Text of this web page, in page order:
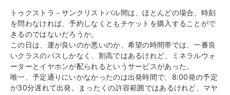
トゥクストラ－サンクリストバル間は、ほとんどの場合、時刻
を問わなければ、予約しなくともチケットを購入することがで
きるのではないだろうか。
この日は、運が良いのか悪いのか、希望の時間帯では、一番良
いクラスのバスしかなく、割高ではあるけれど、ミネラルウォ
ーターとイヤホンが配られるというサービスがあった。
唯一、予定通りにいかなかったのは出発時間で、8:00発の予定
が30分遅れて出発。まったくの許容範囲ではあるけれど、マヤ